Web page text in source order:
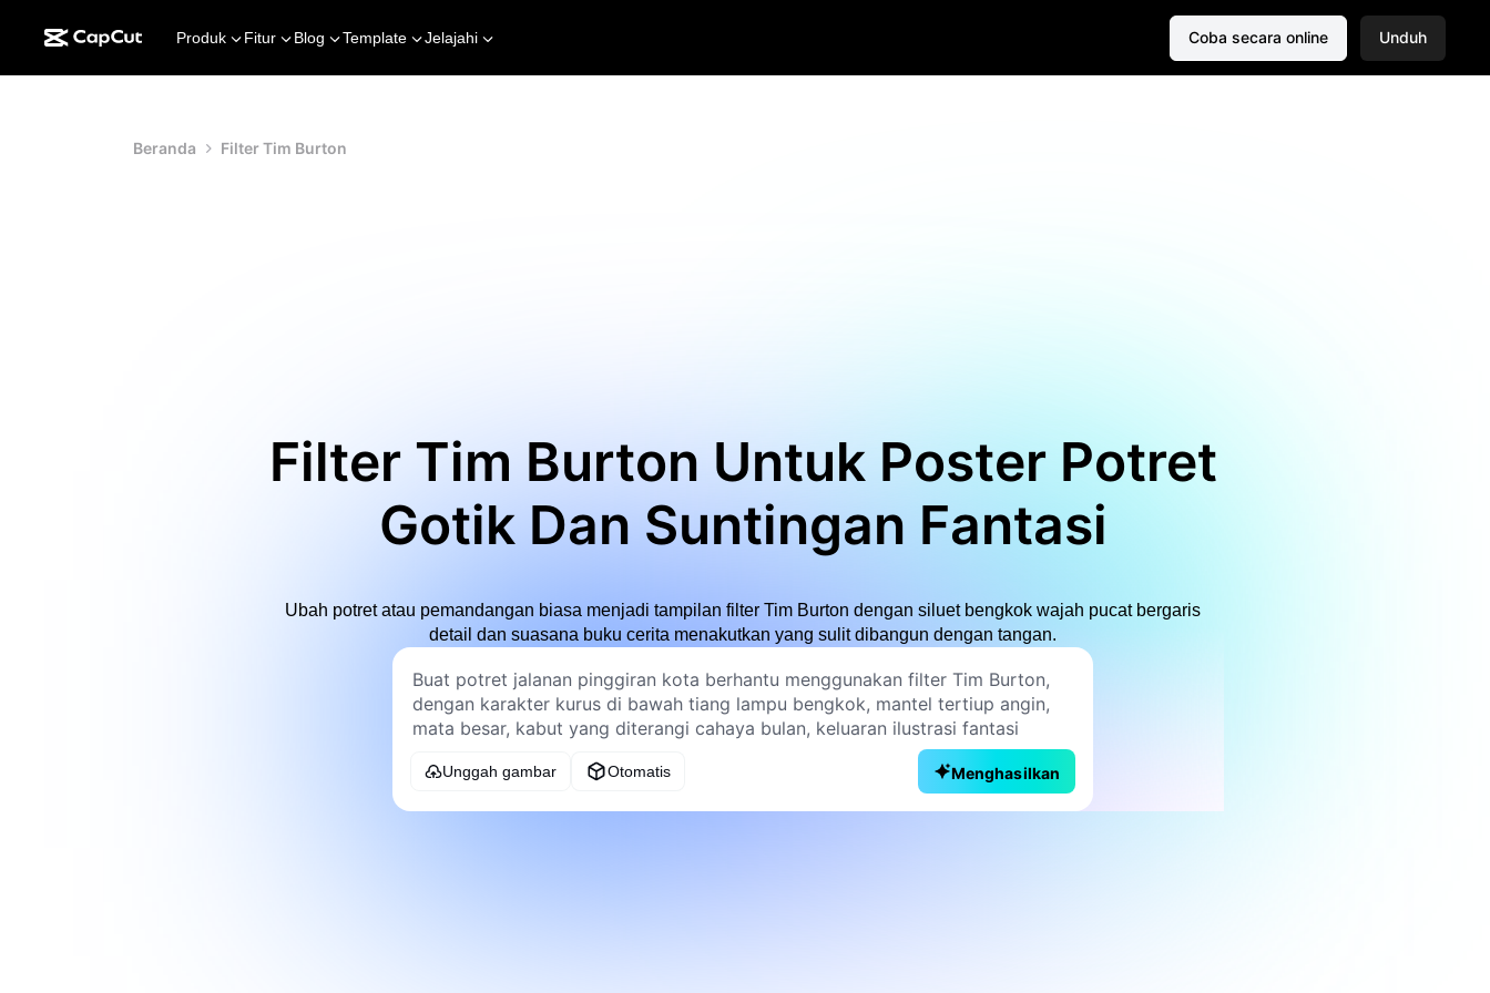
Produk Fitur Blog Template Jelajahi Coba secara online Unduh
Beranda Filter Tim Burton
Filter Tim Burton Untuk Poster Potret
Gotik Dan Suntingan Fantasi
Ubah potret atau pemandangan biasa menjadi tampilan filter Tim Burton dengan siluet bengkok wajah pucat bergaris
detail dan suasana buku cerita menakutkan yang sulit dibangun dengan tangan.
Unggah gambar Otomatis Menghasilkan